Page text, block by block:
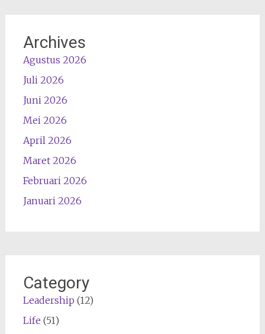
Archives
Agustus 2026
Juli 2026
Juni 2026
Mei 2026
April 2026
Maret 2026
Februari 2026
Januari 2026
Category
Leadership (12)
Life (51)